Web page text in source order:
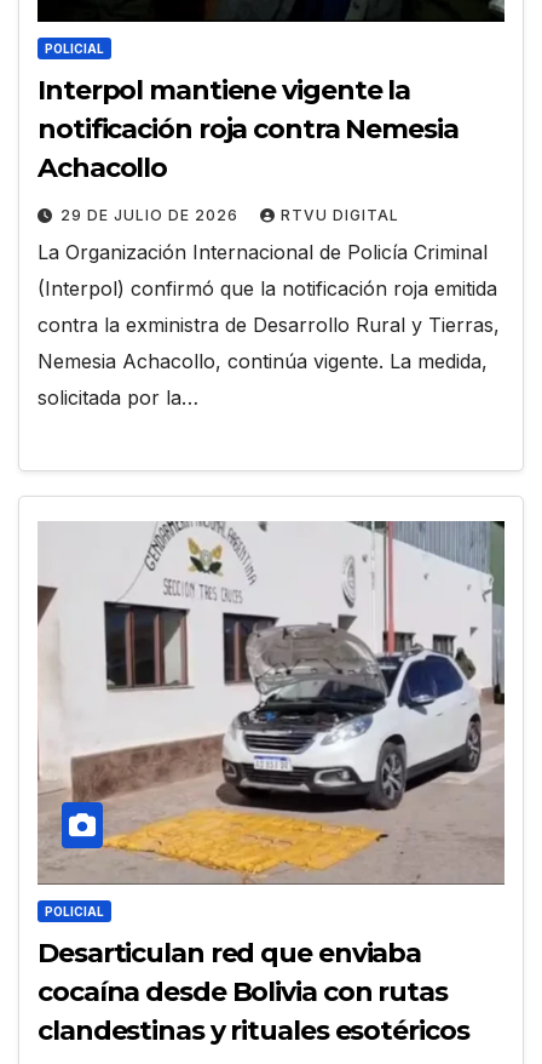
POLICIAL
Interpol mantiene vigente la
notificación roja contra Nemesia
Achacollo
29 DE JULIO DE 2026 RTVU DIGITAL
La Organización Internacional de Policía Criminal
(Interpol) confirmó que la notificación roja emitida
contra la exministra de Desarrollo Rural y Tierras,
Nemesia Achacollo, continúa vigente. La medida,
solicitada por la…
POLICIAL
Desarticulan red que enviaba
cocaína desde Bolivia con rutas
clandestinas y rituales esotéricos